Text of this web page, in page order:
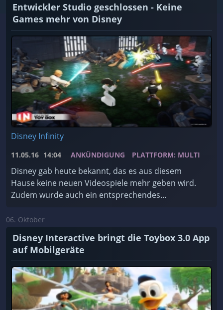
Entwickler Studio geschlossen - Keine
Games mehr von Disney
Disney Infinity
11.05.16 14:04 ANKÜNDIGUNG PLATTFORM: MULTI
Disney gab heute bekannt, das es aus diesem
Hause keine neuen Videospiele mehr geben wird.
Zudem wurde auch ein entsprechendes
06. Oktober
Disney Interactive bringt die Toybox 3.0 App
auf Mobilgeräte